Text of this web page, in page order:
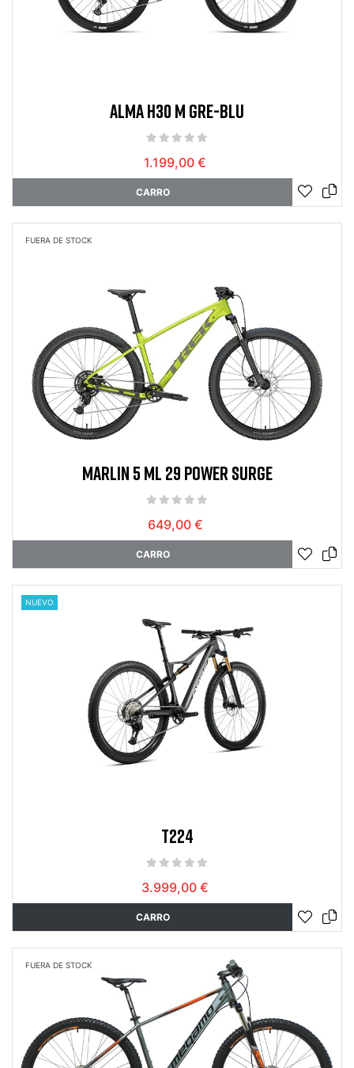
ALMA H30 M GRE-BLU
1.199,00 €
CARRO
FUERA DE STOCK
MARLIN 5 ML 29 POWER SURGE
649,00 €
CARRO
NUEVO
T224
3.999,00 €
CARRO
FUERA DE STOCK